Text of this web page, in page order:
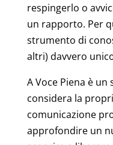
respingerlo o
un rapporto. Per
strumento di
altri) davvero
A Voce Piena è
considera la
comunicazione
approfondire un